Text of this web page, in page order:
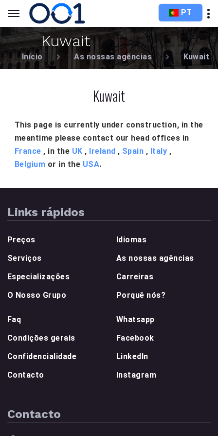
PT
Kuwait
Início As nossas agências Kuwait
Kuwait
This page is currently under construction, in the
meantime please contact our head offices in
France , in the UK , Ireland , Spain , Italy ,
Belgium or in the USA.
Links rápidos
Preços
Serviços
Especializações
O Nosso Grupo
Idiomas
As nossas agências
Carreiras
Porquê nós?
Faq
Condições gerais
Confidencialidade
Contacto
Whatsapp
Facebook
LinkedIn
Instagram
Contacto